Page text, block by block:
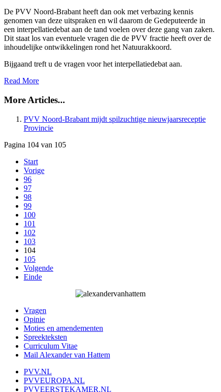
De PVV Noord-Brabant heeft dan ook met verbazing kennis
genomen van deze uitspraken en wil daarom de Gedeputeerde in
een interpellatiedebat aan de tand voelen over deze gang van zaken.
Dit staat los van eventuele vragen die de PVV fractie heeft over de
inhoudelijke ontwikkelingen rond het Natuurakkoord.
Bijgaand treft u de vragen voor het interpellatiedebat aan.
Read More
More Articles...
PVV Noord-Brab​ant mijdt spilzuchtige nieuwjaarsreceptie
Provincie
Pagina 104 van 105
Start
Vorige
96
97
98
99
100
101
102
103
104
105
Volgende
Einde
Vragen
Opinie
Moties en amendementen
Spreekteksten
Curriculum Vitae
Mail Alexander van Hattem
PVV.NL
PVVEUROPA.NL
PVVEERSTEKAMER.NL